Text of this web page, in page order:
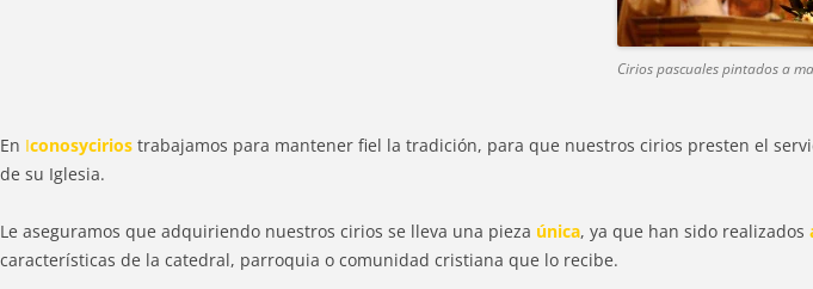
Cirios pascuales pintados a
En Iconosycirios trabajamos para mantener fiel la tradición, para que nuestros cirios presten el
de su Iglesia.
Le aseguramos que adquiriendo nuestros cirios se lleva una pieza única, ya que han sido realizados
características de la catedral, parroquia o comunidad cristiana que lo recibe.